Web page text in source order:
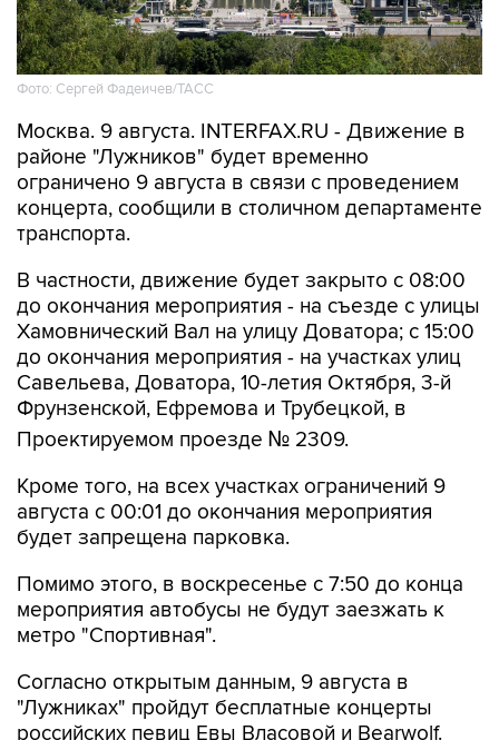
Фото: Сергей Фадеичев/ТАСС
Москва. 9 августа. INTERFAX.RU - Движение в
районе "Лужников" будет временно
ограничено 9 августа в связи с проведением
концерта, сообщили в столичном департаменте
транспорта.
В частности, движение будет закрыто с 08:00
до окончания мероприятия - на съезде с улицы
Хамовнический Вал на улицу Доватора; с 15:00
до окончания мероприятия - на участках улиц
Савельева, Доватора, 10-летия Октября, 3-й
Фрунзенской, Ефремова и Трубецкой, в
Проектируемом проезде № 2309.
Кроме того, на всех участках ограничений 9
августа с 00:01 до окончания мероприятия
будет запрещена парковка.
Помимо этого, в воскресенье с 7:50 до конца
мероприятия автобусы не будут заезжать к
метро "Спортивная".
Согласно открытым данным, 9 августа в
"Лужниках" пройдут бесплатные концерты
российских певиц Евы Власовой и Bearwolf.